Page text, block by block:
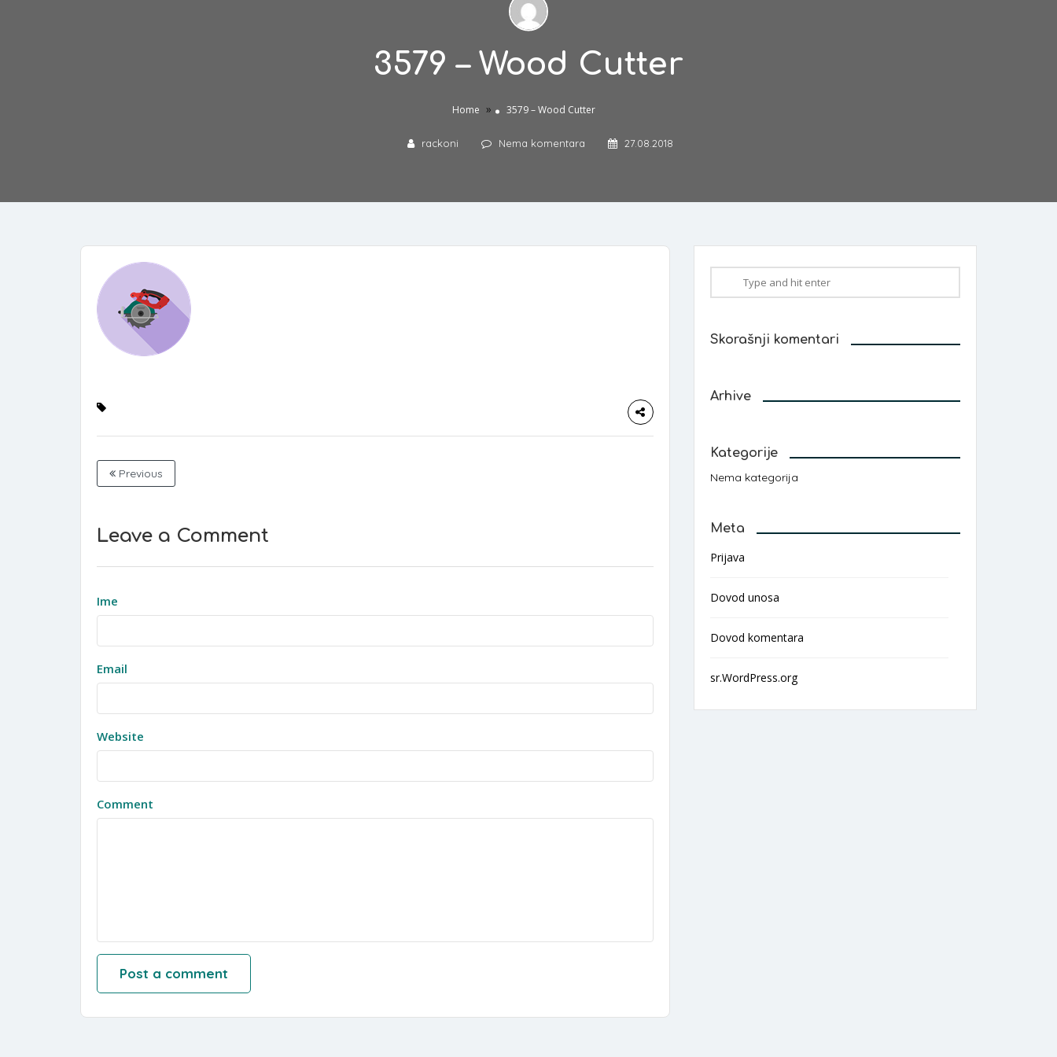
3579 – Wood Cutter
Home » 3579 – Wood Cutter
rackoni Nema komentara 27.08.2018
Previous
Leave a Comment
Ime
Email
Website
Comment
Skorašnji komentari
Arhive
Kategorije
Nema kategorija
Meta
Prijava
Dovod unosa
Dovod komentara
sr.WordPress.org